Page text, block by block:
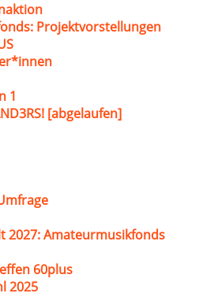
Projektvorstellungen
1
[abgelaufen]
2027: Amateurmusikfonds
60plus
2025